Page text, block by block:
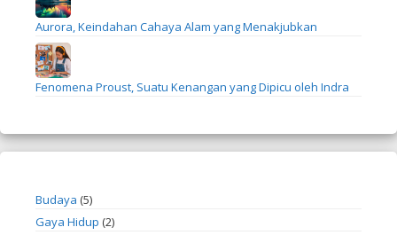
Aurora, Keindahan Cahaya Alam yang Menakjubkan
Fenomena Proust, Suatu Kenangan yang Dipicu oleh Indra
Budaya (5)
Gaya Hidup (2)